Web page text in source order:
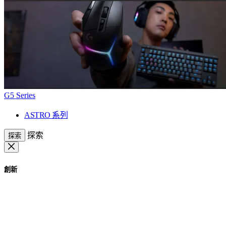
G5 Series
ASTRO 系列
探索 探索
創新